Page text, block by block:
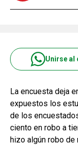
Unirse al
La encuesta deja
expuestos los
de los
ciento en robo a
hizo algún robo de